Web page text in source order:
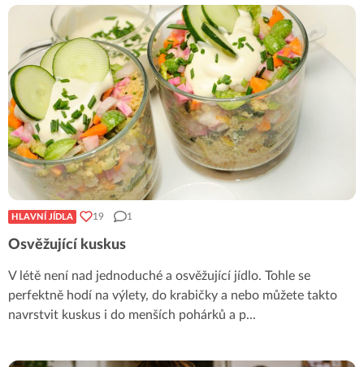
HLAVNÍ JÍDLA 19 1
Osvěžující kuskus
V létě není nad jednoduché a osvěžující jídlo. Tohle se
perfektně hodí na výlety, do krabičky a nebo můžete takto
navrstvit kuskus i do menších pohárků a p...